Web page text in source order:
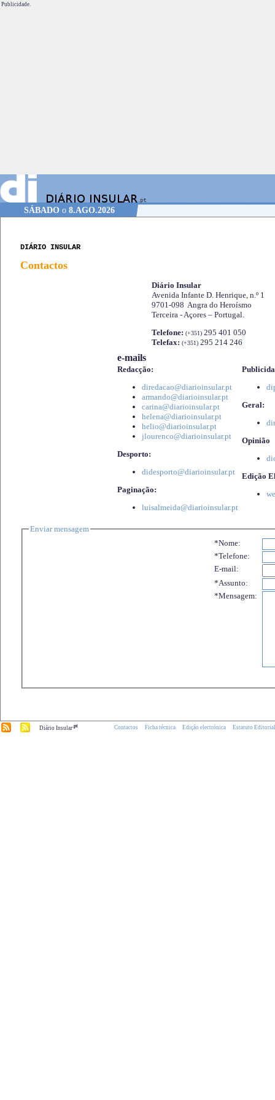
Publicidade.
SÁBADOo 8.AGO.2026
DIÁRIO INSULAR
Contactos
Diário Insular
Avenida Infante D. Henrique, n.º 1
9701-098 Angra do Heroísmo
Terceira - Açores – Portugal.
Telefone: (+351) 295 401 050
Telefax: (+351) 295 214 246
e-mails
Redacção:
diredacao@diarioinsular.pt
armando@diarioinsular.pt
carina@diarioinsular.pt
helena@diarioinsular.pt
helio@diarioinsular.pt
jlourenco@diarioinsular.pt
Desporto:
didesporto@diarioinsular.pt
Paginação:
luisalmeida@diarioinsular.pt
Geral:
Opinião
Edição
Enviar mensagem
*Nome:
*Telefone:
E-mail:
*Assunto:
*Mensagem:
Diário Insular.pt Contactos Ficha técnica Edição electrónica Estatuto Editorial